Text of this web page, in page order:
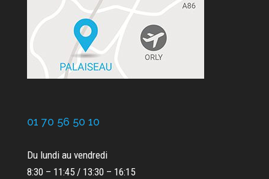
01 70 56 50 10
Du lundi au vendredi
8:30 – 11:45 / 13:30 – 16:15